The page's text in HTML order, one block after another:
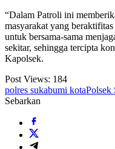
“Dalam Patroli ini
masyarakat yang
untuk bersama-sama
sekitar, sehingga tercipta
Kapolsek.
Post Views: 184
polres sukabumi kotaPolsek
Sebarkan